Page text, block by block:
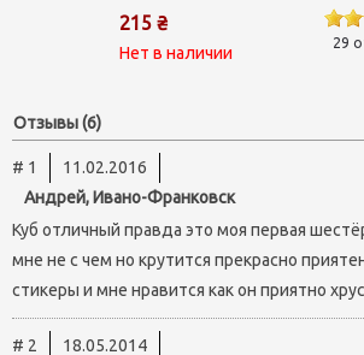
215 ₴
Нет в наличии
29
Отзывы (6)
# 1
11.02.2016
Андрей, Ивано-Франковск
Куб отличный правда это моя первая
мне не с чем но крутится прекрасно
стикеры и мне нравится как он приятно
# 2
18.05.2014